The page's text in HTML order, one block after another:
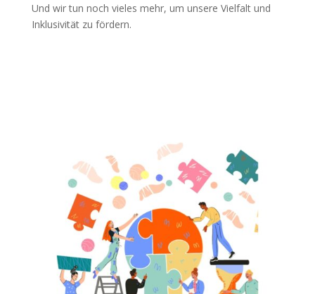
Und wir tun noch vieles mehr, um unsere Vielfalt und
Inklusivität zu fördern.